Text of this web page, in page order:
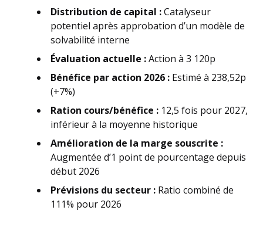
Distribution de capital :Catalyseur
potentiel après approbation d’un modèle de
solvabilité interne
Évaluation actuelle :Action à 3 120p
Bénéfice par action 2026 : Estimé à 238,52p
(+7%)
Ration cours/bénéfice : 12,5 fois pour 2027,
inférieur à la moyenne historique
Amélioration de la marge souscrite :
Augmentée d’1 point de pourcentage depuis
début 2026
Prévisions du secteur : Ratio combiné de
111% pour 2026